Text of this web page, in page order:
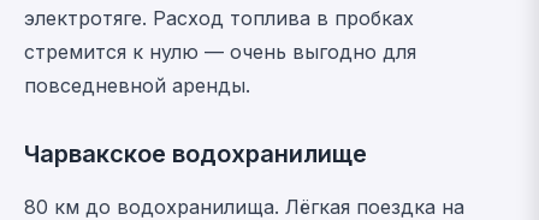
электротяге. Расход топлива в пробках
стремится к нулю — очень выгодно для
повседневной аренды.
Чарвакское водохранилище
80 км до водохранилища. Лёгкая поездка на